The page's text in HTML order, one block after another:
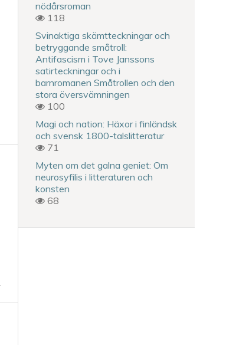
.
nödårsroman
118
Svinaktiga skämtteckningar och
betryggande småtroll:
Antifascism i Tove Janssons
satirteckningar och i
barnromanen Småtrollen och den
stora översvämningen
100
Magi och nation: Häxor i finländsk
och svensk 1800-talslitteratur
71
Myten om det galna geniet: Om
neurosyfilis i litteraturen och
konsten
68